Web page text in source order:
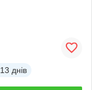
13 днів